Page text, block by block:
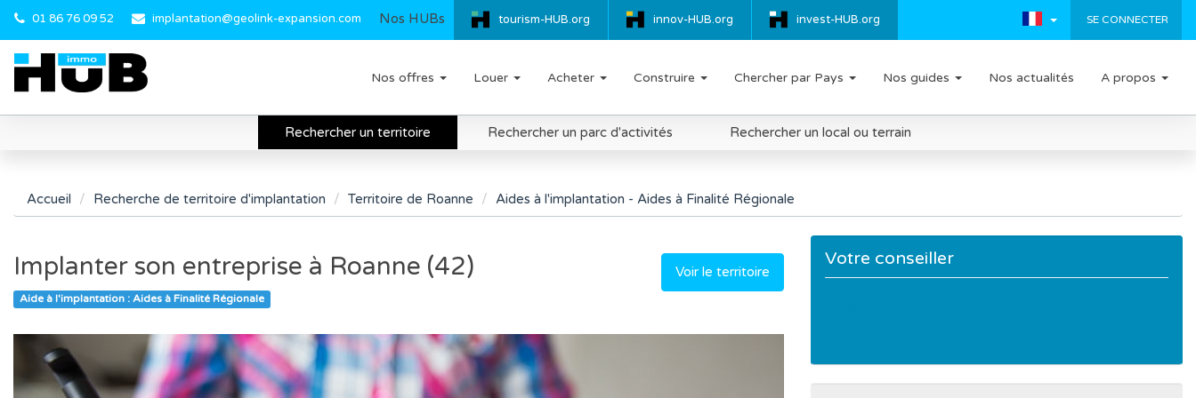
01 86 76 09 52 implantation@geolink-expansion.com tourism-HUB.org innov-HUB.org invest-HUB.org
Nos HUBs SE CONNECTER
Nos offres Louer Acheter Construire Chercher par Pays Nos guides Nos actualités A propos
Rechercher un territoire Rechercher un parc d'activités Rechercher un local ou terrain
Accueil Recherche de territoire d'implantation Territoire de Roanne Aides à l'implantation - Aides à Finalité Régionale
Implanter son entreprise à Roanne (42)
Aide à l'implantation : Aides à Finalité Régionale
Voir le territoire
Votre conseiller